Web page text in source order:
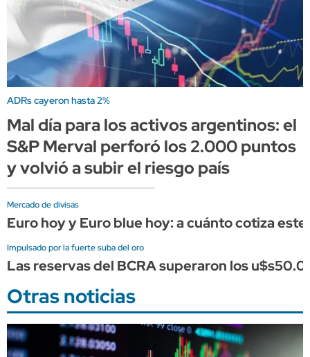
ADRs cayeron hasta 2%
Mal día para los activos argentinos: el
S&P Merval perforó los 2.000 puntos
y volvió a subir el riesgo país
Mercado de divisas
Euro hoy y Euro blue hoy: a cuánto cotiza
Impulsado por la fuerte suba del oro
Las reservas del BCRA superaron los
Otras noticias